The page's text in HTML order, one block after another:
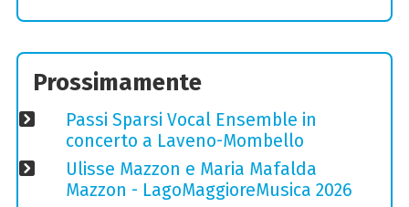
Prossimamente
Passi Sparsi Vocal Ensemble in
concerto a Laveno-Mombello
Ulisse Mazzon e Maria Mafalda
Mazzon - LagoMaggioreMusica 2026